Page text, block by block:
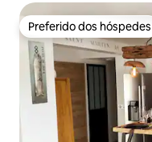
Preferido dos hóspedes
Preferido dos hóspedes